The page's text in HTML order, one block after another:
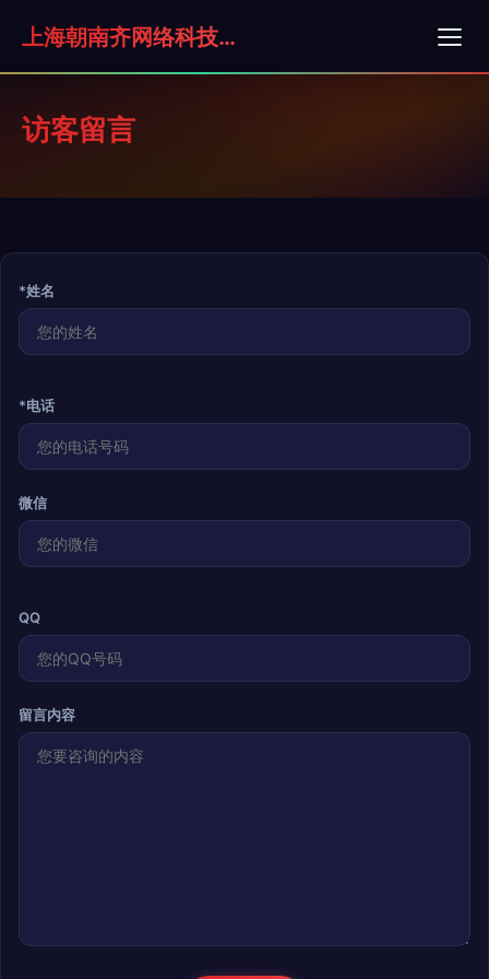
上海朝南齐网络科技有限公司
访客留言
*姓名
*电话
微信
QQ
留言内容